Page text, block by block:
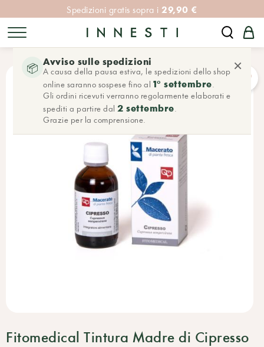
Spedizioni gratis sopra i29,90 €
📦 Avviso sulle spedizioni
A causa della pausa estiva, le spedizioni dello shop
online saranno sospese fino al 1° settembre.
Gli ordini ricevuti verranno regolarmente elaborati e
spediti a partire dal2 settembre.
Grazie per la comprensione.
×
Fitomedical Tintura Madre di Cipresso